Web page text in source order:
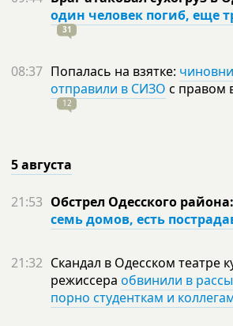
один человек погиб, еще
31
08:37 Попалась на взятке:
отправили в СИЗО с правом
12
5 августа
21:53 Обстрел Одесского района:
семь домов, есть
21:32 Скандал в Одесском театре
режиссера обвинили в
порно студенткам и